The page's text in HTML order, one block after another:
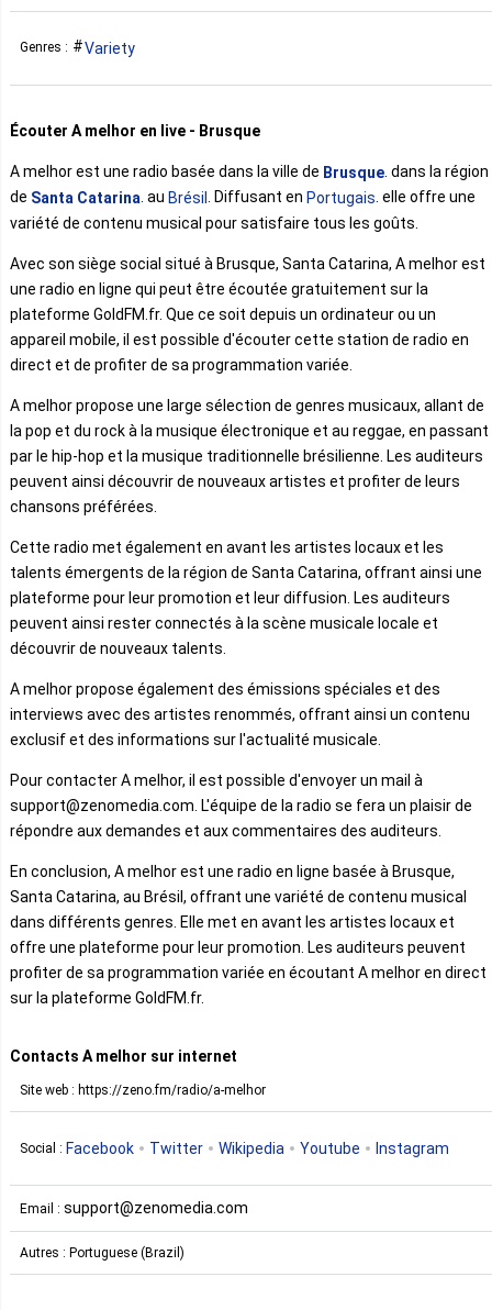
Genres : Variety
Écouter A melhor en live - Brusque
A melhor est une radio basée dans la ville de Brusque . dans la région
de Santa Catarina. au Brésil . Diffusant en Portugais. elle offre une
variété de contenu musical pour satisfaire tous les goûts.
Avec son siège social situé à Brusque, Santa Catarina, A melhor est
une radio en ligne qui peut être écoutée gratuitement sur la
plateforme GoldFM.fr. Que ce soit depuis un ordinateur ou un
appareil mobile, il est possible d'écouter cette station de radio en
direct et de profiter de sa programmation variée.
A melhor propose une large sélection de genres musicaux, allant de
la pop et du rock à la musique électronique et au reggae, en passant
par le hip-hop et la musique traditionnelle brésilienne. Les auditeurs
peuvent ainsi découvrir de nouveaux artistes et profiter de leurs
chansons préférées.
Cette radio met également en avant les artistes locaux et les
talents émergents de la région de Santa Catarina, offrant ainsi une
plateforme pour leur promotion et leur diffusion. Les auditeurs
peuvent ainsi rester connectés à la scène musicale locale et
découvrir de nouveaux talents.
A melhor propose également des émissions spéciales et des
interviews avec des artistes renommés, offrant ainsi un contenu
exclusif et des informations sur l'actualité musicale.
Pour contacter A melhor, il est possible d'envoyer un mail à
support@zenomedia.com. L'équipe de la radio se fera un plaisir de
répondre aux demandes et aux commentaires des auditeurs.
En conclusion, A melhor est une radio en ligne basée à Brusque,
Santa Catarina, au Brésil, offrant une variété de contenu musical
dans différents genres. Elle met en avant les artistes locaux et
offre une plateforme pour leur promotion. Les auditeurs peuvent
profiter de sa programmation variée en écoutant A melhor en direct
sur la plateforme GoldFM.fr.
Contacts A melhor sur internet
Site web : https://zeno.fm/radio/a-melhor
Social : Facebook Twitter Wikipedia Youtube Instagram
Email : support@zenomedia.com
Autres : Portuguese (Brazil)